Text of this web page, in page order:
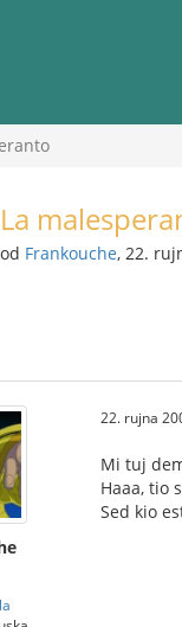
La
od Frankouche, 22.
22. rujna
Mi tuj
Haaa, tio
Sed kio